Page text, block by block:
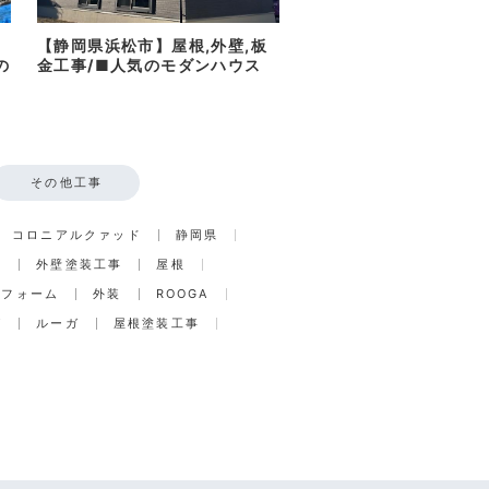
【静岡県浜松市】屋根,外壁,板
金工事/■人気のモダンハウス
その他工事
コロニアルクァッド
静岡県
外壁塗装工事
屋根
ォーム
外装
ROOGA
ルーガ 屋根塗装工事